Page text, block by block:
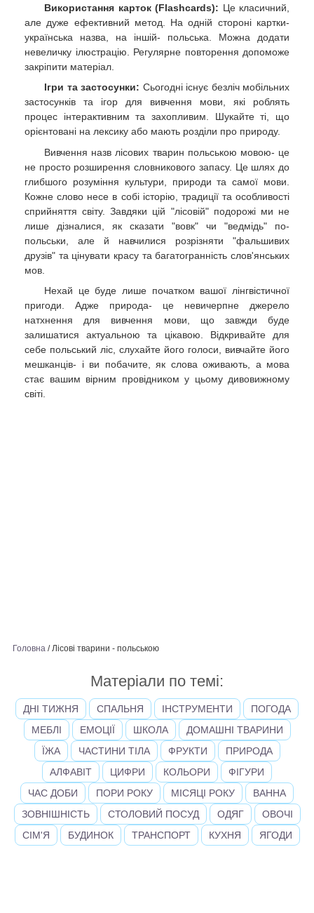
Використання карток (Flashcards): Це класичний,
але дуже ефективний метод. На одній стороні картки-
українська назва, на іншій- польська. Можна додати
невеличку ілюстрацію. Регулярне повторення допоможе
закріпити матеріал.
Ігри та застосунки: Сьогодні існує безліч мобільних
застосунків та ігор для вивчення мови, які роблять
процес інтерактивним та захопливим. Шукайте ті, що
орієнтовані на лексику або мають розділи про природу.
Вивчення назв лісових тварин польською мовою- це
не просто розширення словникового запасу. Це шлях до
глибшого розуміння культури, природи та самої мови.
Кожне слово несе в собі історію, традиції та особливості
сприйняття світу. Завдяки цій "лісовій" подорожі ми не
лише дізналися, як сказати "вовк" чи "ведмідь" по-
польськи, але й навчилися розрізняти "фальшивих
друзів" та цінувати красу та багатогранність слов'янських
мов.
Нехай це буде лише початком вашої лінгвістичної
пригоди. Адже природа- це невичерпне джерело
натхнення для вивчення мови, що завжди буде
залишатися актуальною та цікавою. Відкривайте для
себе польський ліс, слухайте його голоси, вивчайте його
мешканців- і ви побачите, як слова оживають, а мова
стає вашим вірним провідником у цьому дивовижному
світі.
Головна / Лісові тварини - польською
Матеріали по темі:
ДНІ ТИЖНЯ СПАЛЬНЯ ІНСТРУМЕНТИ
ПОГОДА
МЕБЛІ
ЕМОЦІЇ ШКОЛА
ДОМАШНІ ТВАРИНИ
ЇЖА
ЧАСТИНИ ТІЛА ФРУКТИ
ПРИРОДА
АЛФАВІТ
ЦИФРИ КОЛЬОРИ
ФІГУРИ
ЧАС ДОБИ
ПОРИ РОКУ МІСЯЦІ РОКУ
ВАННА
ЗОВНІШНІСТЬ
СТОЛОВИЙ ПОСУД ОДЯГ
ОВОЧІ
СІМ'Я
БУДИНОК ТРАНСПОРТ КУХНЯ ЯГОДИ